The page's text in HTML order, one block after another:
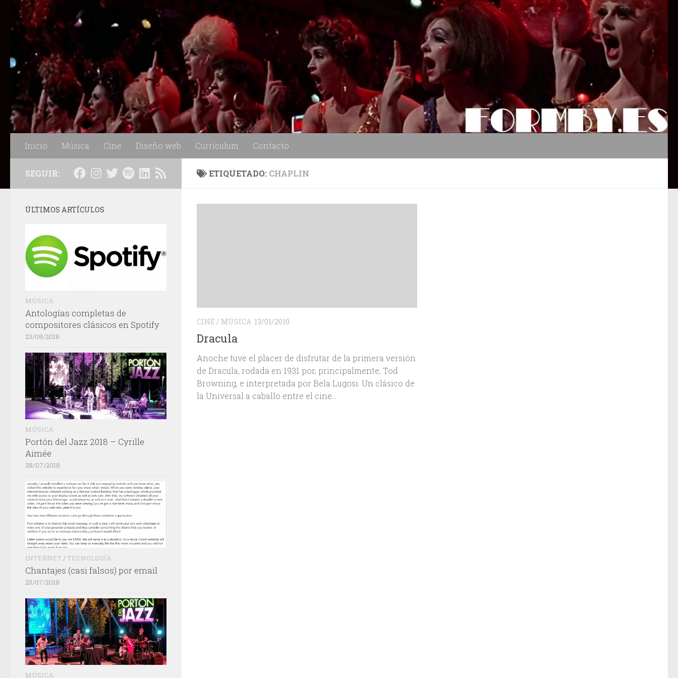
Saltar al contenido
Inicio Música Cine Diseño web Currículum Contacto
ETIQUETADO: CHAPLIN
CINE / MÚSICA 13/01/2010
Dracula
Anoche tuve el placer de disfrutar de la primera versión
de Dracula, rodada en 1931 por, principalmente, Tod
Browning, e interpretada por Bela Lugosi. Un clásico de
la Universal a caballo entre el cine...
SEGUIR:
ÚLTIMOS ARTÍCULOS
MÚSICA
Antologías completas de
compositores clásicos en Spotify
23/08/2018
MÚSICA
Portón del Jazz 2018 – Cyrille
Aimée
28/07/2018
INTERNET / TECNOLOGÍA
Chantajes (casi falsos) por email
25/07/2018
MÚSICA